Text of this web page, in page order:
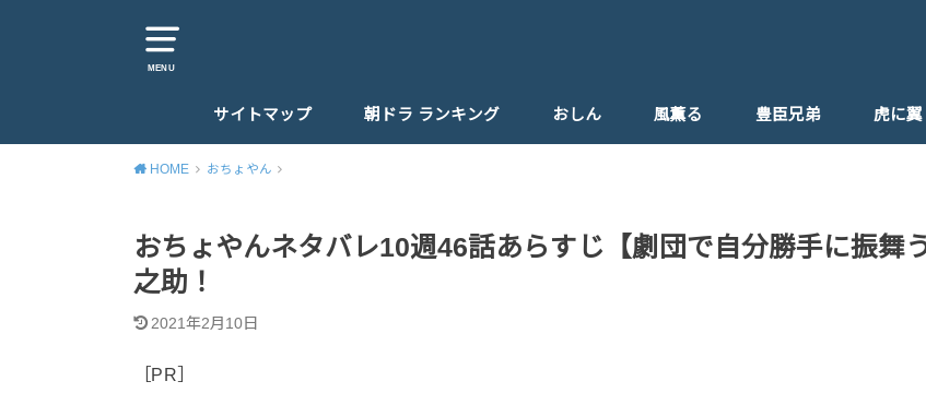
MENU
サイトマップ 朝ドラ ランキング おしん 風薫る 豊臣兄弟 虎に翼
HOME おちょやん
おちょやんネタバレ10週46話あらすじ【劇団で自分勝手に振舞
之助！
2021年2月10日
［PR］